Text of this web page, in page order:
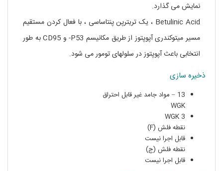
نمایش می گذارد.
Betulinic Acid ، یک تریترپن پنتاساسی ، با فعال کردن مستقیم
مسیر میتوکندری آپوپتوز از طریق مکانیسم P53- و CD95 به طور
انتخابی باعث آپوپتوز در سلولهای تومور می شود.
ذخیره سازی
13 – مواد جامد غیر قابل احتراق
WGK
WGK 3
نقطه فلش (F)
قابل اجرا نیست
نقطه فلش (ج)
قابل اجرا نیست